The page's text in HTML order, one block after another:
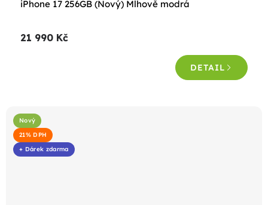
iPhone 17 256GB (Nový) Mlhově modrá
21 990 Kč
DETAIL
Nový
21% DPH
+ Dárek zdarma